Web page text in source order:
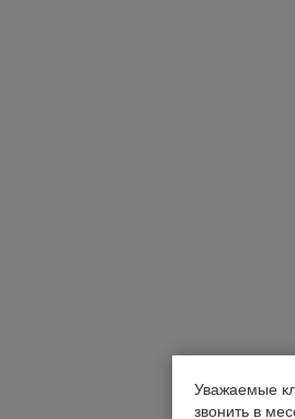
Уважаемые
звонить в